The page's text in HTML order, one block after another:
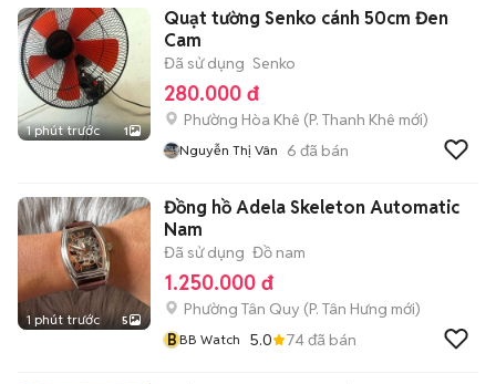
1 phút trước 1
Quạt tường Senko cánh 50cm Đen
Cam
Đã sử dụng Senko
280.000 đ
Phường Hòa Khê (P. Thanh Khê mới)
Nguyễn Thị Vân 6 đã bán
1 phút trước 5
Đồng hồ Adela Skeleton Automatic
Nam
Đã sử dụng Đồ nam
1.250.000 đ
Phường Tân Quy (P. Tân Hưng mới)
BBB Watch 5.0 74đã bán